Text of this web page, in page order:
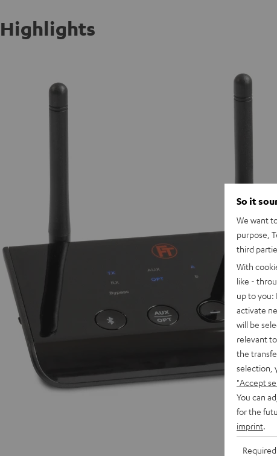
Highlights
So it
We want
purpose,
third
With
like -
up to you:
activate
will be
relevant
the
selection,
"Accept
You can
for the
imprint
Required